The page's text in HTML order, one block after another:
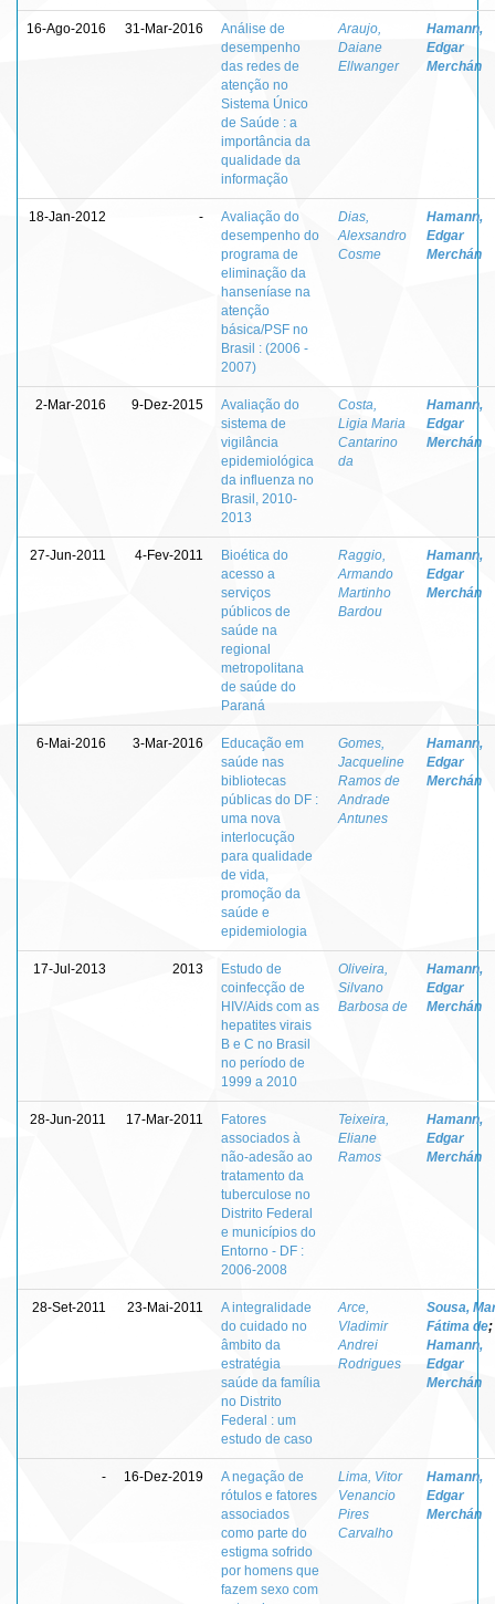
16-Ago-2016 31-Mar-2016
Análise de
desempenho
das redes de
atenção no
Sistema Único
de Saúde : a
importância da
qualidade da
informação
Araujo,
Daiane
Ellwanger
Hamann,
Edgar
Merchán
18-Jan-2012 -
Avaliação do
desempenho do
programa de
eliminação da
hanseníase na
atenção
básica/PSF no
Brasil : (2006 -
2007)
Dias,
Alexsandro
Cosme
Hamann,
Edgar
Merchán
2-Mar-2016 9-Dez-2015
Avaliação do
sistema de
vigilância
epidemiológica
da influenza no
Brasil, 2010-
2013
Costa,
Ligia Maria
Cantarino
da
Hamann,
Edgar
Merchán
27-Jun-2011 4-Fev-2011
Bioética do
acesso a
serviços
públicos de
saúde na
regional
metropolitana
de saúde do
Paraná
Raggio,
Armando
Martinho
Bardou
Hamann,
Edgar
Merchán
6-Mai-2016 3-Mar-2016
Educação em
saúde nas
bibliotecas
públicas do DF :
uma nova
interlocução
para qualidade
de vida,
promoção da
saúde e
epidemiologia
Gomes,
Jacqueline
Ramos de
Andrade
Antunes
Hamann,
Edgar
Merchán
17-Jul-2013 2013
Estudo de
coinfecção de
HIV/Aids com as
hepatites virais
B e C no Brasil
no período de
1999 a 2010
Oliveira,
Silvano
Barbosa de
Hamann,
Edgar
Merchán
28-Jun-2011 17-Mar-2011
Fatores
associados à
não-adesão ao
tratamento da
tuberculose no
Distrito Federal
e municípios do
Entorno - DF :
2006-2008
Teixeira,
Eliane
Ramos
Hamann,
Edgar
Merchán
28-Set-2011 23-Mai-2011
A integralidade
do cuidado no
âmbito da
estratégia
saúde da família
no Distrito
Federal : um
estudo de caso
Arce,
Vladimir
Andrei
Rodrigues
Sousa,
Fátima de;
Hamann,
Edgar
Merchán
- 16-Dez-2019
A negação de
rótulos e fatores
associados
como parte do
estigma sofrido
por homens que
fazem sexo com
Lima, Vitor
Venancio
Pires
Carvalho
Hamann,
Edgar
Merchán